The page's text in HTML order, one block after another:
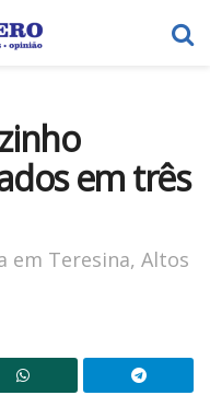
em três
em Teresina, Altos